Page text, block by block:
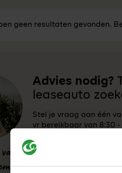
geen resultaten gevonden.
Advies nodig?
leaseauto
Stel je vraag aan één
vr bereikbaar van 8:30 -